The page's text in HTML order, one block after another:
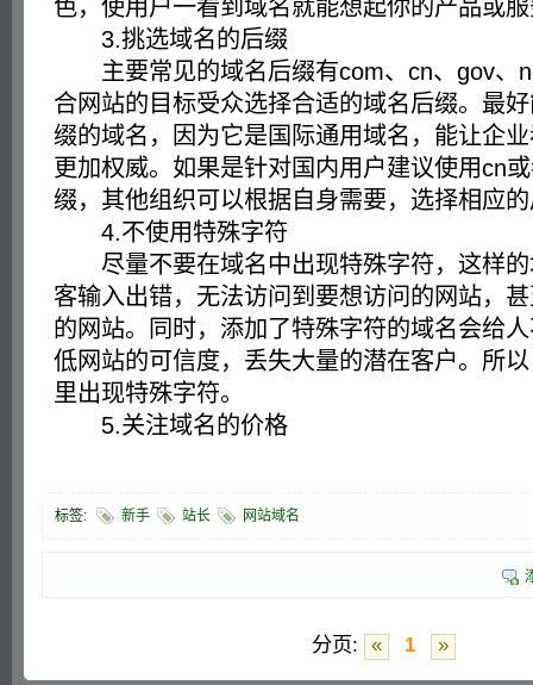
色，使用户一看到域名就能想起你的产品或
3.挑选域名的后缀
主要常见的域名后缀有com、cn、gov、
合网站的目标受众选择合适的域名后缀。最
缀的域名，因为它是国际通用域名，能让企
更加权威。如果是针对国内用户建议使用cn
缀，其他组织可以根据自身需要，选择相应
4.不使用特殊字符
尽量不要在域名中出现特殊字符，这样的
客输入出错，无法访问到要想访问的网站，
的网站。同时，添加了特殊字符的域名会给
低网站的可信度，丢失大量的潜在客户。所
里出现特殊字符。
5.关注域名的价格
标签: 新手 站长 网站域名
分页: « 1 »